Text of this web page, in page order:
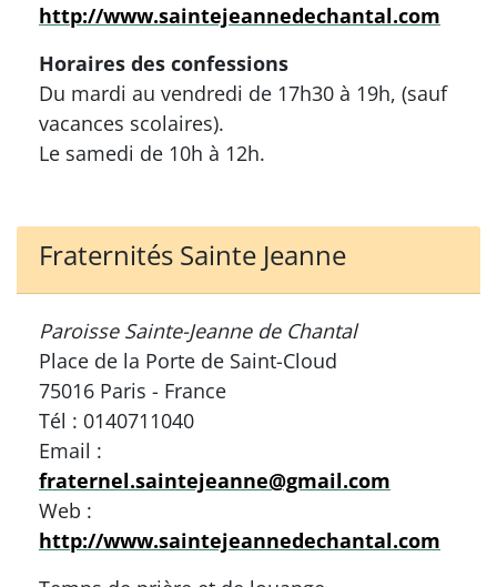
http://www.saintejeannedechantal.com
Horaires des confessions
Du mardi au vendredi de 17h30 à 19h, (sauf
vacances scolaires).
Le samedi de 10h à 12h.
Fraternités Sainte Jeanne
Paroisse Sainte-Jeanne de Chantal
Place de la Porte de Saint-Cloud
75016 Paris - France
Tél : 0140711040
Email :
fraternel.saintejeanne@gmail.com
Web :
http://www.saintejeannedechantal.com